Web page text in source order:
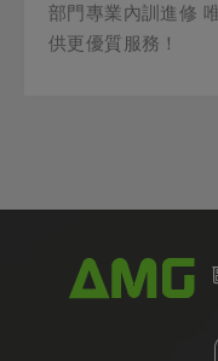
供更優質服務！